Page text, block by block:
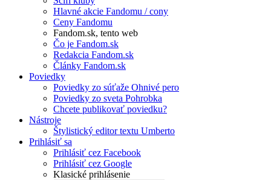
Hlavné akcie Fandomu / cony
Ceny Fandomu
Fandom.sk, tento web
Čo je Fandom.sk
Redakcia Fandom.sk
Články Fandom.sk
Poviedky
Poviedky zo súťaže Ohnivé pero
Poviedky zo sveta Pohrobka
Chcete publikovať poviedku?
Nástroje
Štylistický editor textu Umberto
Prihlásiť sa
Prihlásiť cez Facebook
Prihlásiť cez Google
Klasické prihlásenie